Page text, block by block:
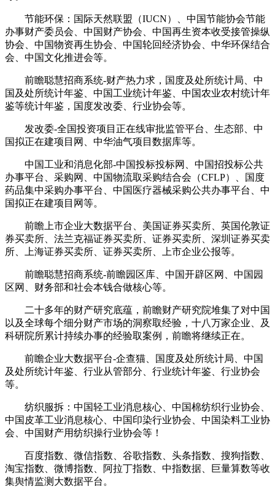
节能环保：国际天然联盟（IUCN）、中国节能协会节能
办事财产委员会、中国财产协会、中国再生资本收受接管操纵
协会、中国物资再生协会、中国轮回经济协会、中华环保结合
会、中国文化推进会等。
前瞻聪慧招商系统-财产热力求，国度及处所统计局、中
国及处所统计年鉴、中国工业统计年鉴、中国农业农村统计年
鉴等统计年鉴，国度发改委、行业协会等。
发改委-全国投资项目正在线审批监管平台、生态部、中
国拟正在建项目网、中华油气项目数据库等。
中国工业和消息化部-中国投标投标网、中国招投标公共
办事平台、采购网、中国物流取采购结合会（CFLP）、国度
药品集中采购办事平台、中国医疗器械采购公共办事平台、中
国拟正在建项目网等。
前瞻上市企业大数据平台、美国证券买卖所、英国伦敦证
券买卖所、法兰克福证券买卖所、证券买卖所、深圳证券买卖
所、上海证券买卖所、证券买卖所、上市企业公报等。
前瞻聪慧招商系统-前瞻园区库、中国开辟区网、中国园
区网、财务部和社会本钱合做核心等。
二十多年的财产研究底蕴，前瞻财产研究院堆集了对中国
以及全球每个细分财产市场的洞察取经验，十八万家企业、及
科研院所累计持续办事的经验取案例，前瞻将继续正在。
前瞻企业大数据平台-企查猫、国度及处所统计局、中国
及处所统计年鉴、行业从管部分、行业统计年鉴、行业协会
等。
纺织服拆：中国轻工业消息核心、中国棉纺织行业协会、
中国皮革工业消息核心、中国印染行业协会、中国染料工业协
会、中国财产用纺织操行业协会等！
百度指数、微信指数、谷歌指数、头条指数、搜狗指数、
淘宝指数、微博指数、阿拉丁指数、中指数据、巨量算数等收
集舆情监测大数据平台。